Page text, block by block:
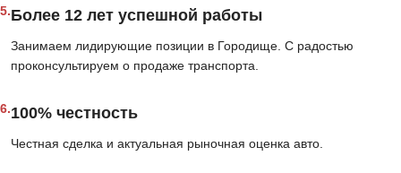
5.Более 12 лет успешной работы
Занимаем лидирующие позиции в Городище. С радостью
проконсультируем о продаже транспорта.
6.100% честность
Честная сделка и актуальная рыночная оценка авто.